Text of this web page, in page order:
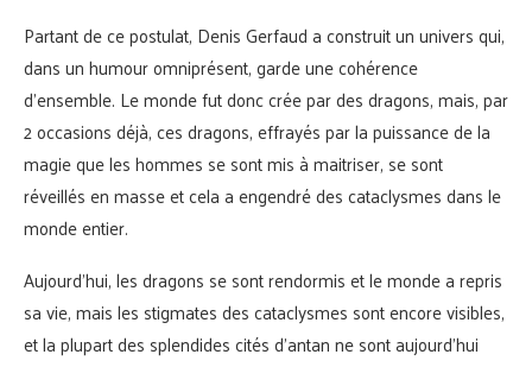
Partant de ce postulat, Denis Gerfaud a construit un univers qui,
dans un humour omniprésent, garde une cohérence
d’ensemble. Le monde fut donc crée par des dragons, mais, par
2 occasions déjà, ces dragons, effrayés par la puissance de la
magie que les hommes se sont mis à maitriser, se sont
réveillés en masse et cela a engendré des cataclysmes dans le
monde entier.
Aujourd’hui, les dragons se sont rendormis et le monde a repris
sa vie, mais les stigmates des cataclysmes sont encore visibles,
et la plupart des splendides cités d’antan ne sont aujourd’hui